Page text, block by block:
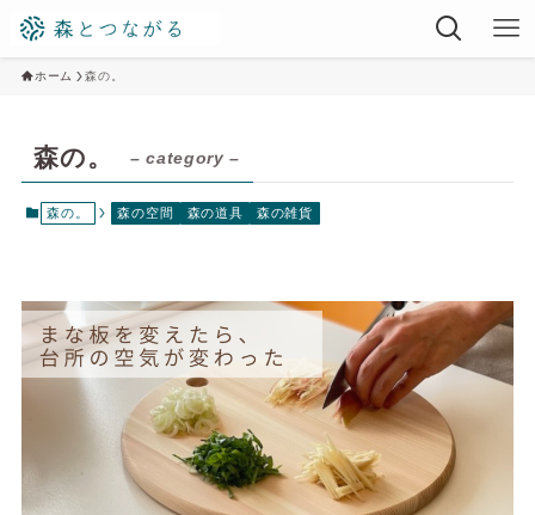
ホーム 森の。
森の。 – category –
森の。 森の空間 森の道具 森の雑貨